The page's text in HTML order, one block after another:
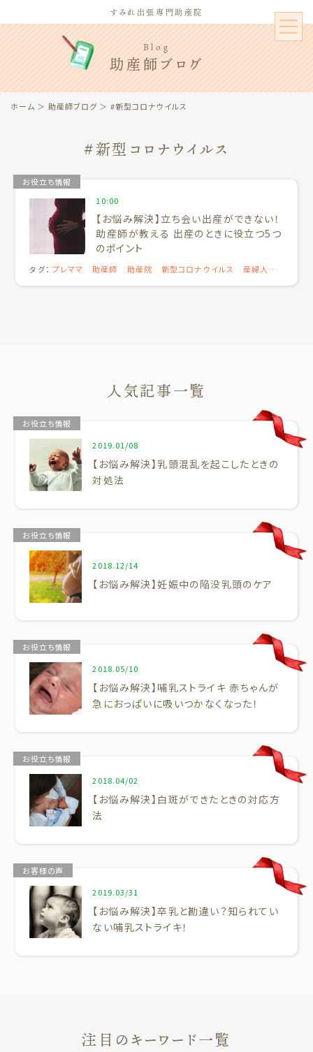
すみれ出張専門助産院
Blog
助産師ブログ
ホーム ＞ 助産師ブログ ＞ #新型コロナウイルス
#新型コロナウイルス
10:00
【お悩み解決】立ち会い出産ができない！
助産師が教える 出産のときに役立つ5つ
のポイント
お役立ち情報
タグ： プレママ 助産師 助産院 新型コロナウイルス 産婦人
科 立ち会い出産
人気記事一覧
2019.01/08
【お悩み解決】乳頭混乱を起こしたときの
対処法
お役立ち情報
2018.12/14
【お悩み解決】妊娠中の陥没乳頭のケア
お役立ち情報
2018.05/10
【お悩み解決】哺乳ストライキ 赤ちゃんが
急におっぱいに吸いつかなくなった！
お役立ち情報
2018.04/02
【お悩み解決】白斑ができたときの対応方
法
お役立ち情報
2019.03/31
【お悩み解決】卒乳と勘違い？知られてい
ない哺乳ストライキ！
お客様の声
注目のキーワード一覧